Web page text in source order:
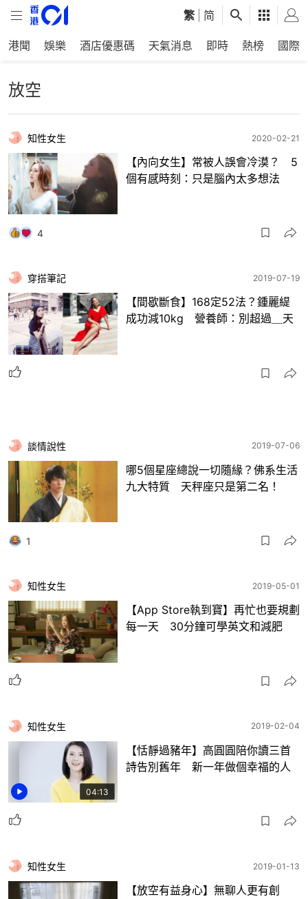
繁 简
港聞 娛樂 酒店優惠碼 天氣消息 即時 熱榜 國際
放空
知性女生 2020-02-21
【內向女生】常被人誤會冷漠？ 5
個有感時刻：只是腦內太多想法
4
穿搭筆記 2019-07-19
【間歇斷食】168定52法？鍾麗緹
成功減10kg 營養師：別超過＿天
談情說性 2019-07-06
哪5個星座總說一切隨緣？佛系生活
九大特質 天秤座只是第二名！
1
知性女生 2019-05-01
【App Store執到寶】再忙也要規劃
每一天 30分鐘可學英文和減肥
04:13
知性女生 2019-02-04
【恬靜過豬年】高圓圓陪你讀三首
詩告別舊年 新一年做個幸福的人
知性女生 2019-01-13
【放空有益身心】無聊人更有創